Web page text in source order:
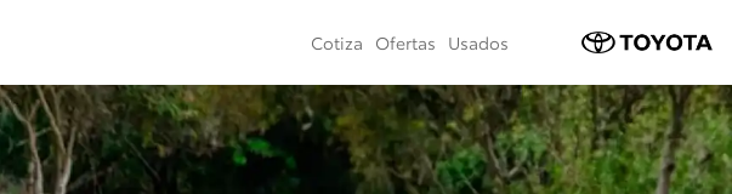
Cotiza Ofertas Usados